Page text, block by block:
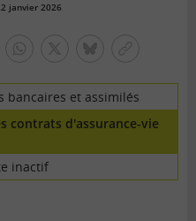
janvier 2026
lien
bancaires et assimilés
contrats d'assurance-vie
inactif